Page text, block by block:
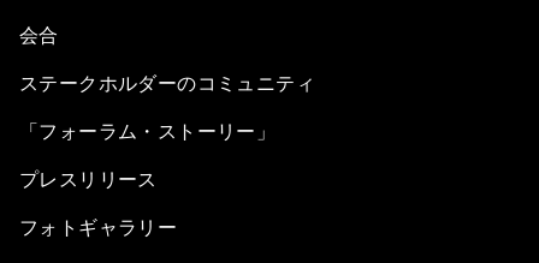
会合
ステークホルダーのコミュニティ
「フォーラム・ストーリー」
プレスリリース
フォトギャラリー